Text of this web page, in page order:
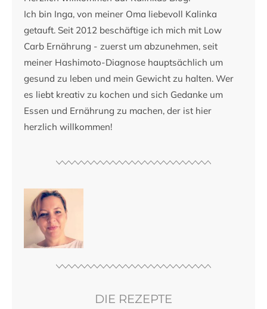
Ich bin Inga, von meiner Oma liebevoll Kalinka
getauft. Seit 2012 beschäftige ich mich mit Low
Carb Ernährung - zuerst um abzunehmen, seit
meiner Hashimoto-Diagnose hauptsächlich um
gesund zu leben und mein Gewicht zu halten. Wer
es liebt kreativ zu kochen und sich Gedanke um
Essen und Ernährung zu machen, der ist hier
herzlich willkommen!
DIE REZEPTE